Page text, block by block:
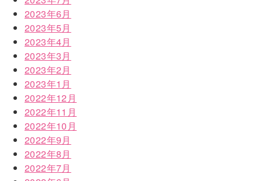
2023年6月
2023年5月
2023年4月
2023年3月
2023年2月
2023年1月
2022年12月
2022年11月
2022年10月
2022年9月
2022年8月
2022年7月